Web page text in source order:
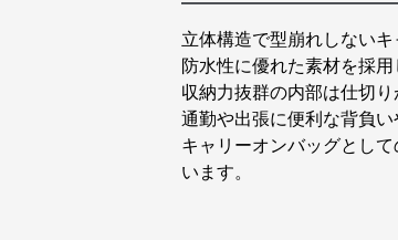
立体構造で型崩れしない
防水性に優れた素材を採
収納力抜群の内部は仕切
通勤や出張に便利な背負い
キャリーオンバッグとし
います。